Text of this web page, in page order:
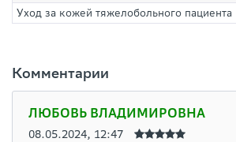
Уход за кожей тяжелобольного пациента
Комментарии
ЛЮБОВЬ ВЛАДИМИРОВНА
08.05.2024, 12:47